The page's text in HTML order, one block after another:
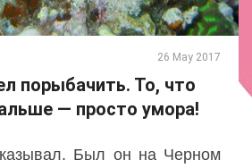
26 May 2017
порыбачить. То, что
— просто умора!
Был он на Черном